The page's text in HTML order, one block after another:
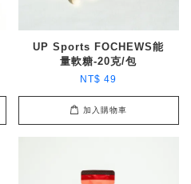
UP Sports FOCHEWS能
量軟糖-20克/包
NT$ 49
加入購物車